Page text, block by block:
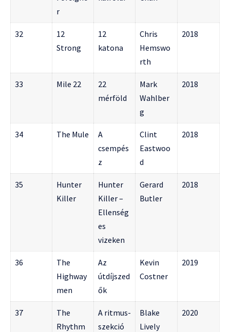
r
32
12
Strong
12
katona
Chris
Hemswo
rth
2018
33 Mile 22
22
mérföld
Mark
Wahlber
g
2018
34 The Mule
A
csempés
z
Clint
Eastwoo
d
2018
35
Hunter
Killer
Hunter
Killer –
Ellenség
es
vizeken
Gerard
Butler
2018
36
The
Highway
men
Az
útdíjszed
ők
Kevin
Costner
2019
37
The
Rhythm
A ritmus-
szekció
Blake
Lively
2020